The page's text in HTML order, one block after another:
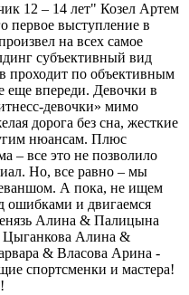
12 – 14 лет" Козел Артем
первое выступление в
на всех самое
субъективный вид
проходит по объективным
еще впереди. Девочки в
девочки» мимо
дорога без сна, жесткие
нюансам. Плюс
– все это не позволило
Но, все равно – мы
А пока, не ищем
ошибками и двигаемся
Алина & Палицына
Цыганкова Алина &
& Власова Арина -
спортсменки и мастера!